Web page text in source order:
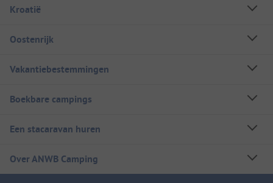
Kroatië
Oostenrijk
Vakantiebestemmingen
Boekbare campings
Een stacaravan huren
Over ANWB Camping